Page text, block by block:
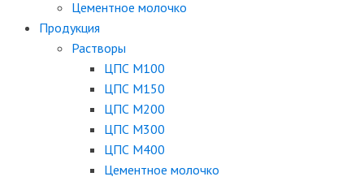
Цементное молочко
Продукция
Растворы
ЦПС М100
ЦПС М150
ЦПС М200
ЦПС М300
ЦПС М400
Цементное молочко